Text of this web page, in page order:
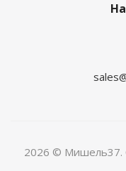
2026 © Мишель37.